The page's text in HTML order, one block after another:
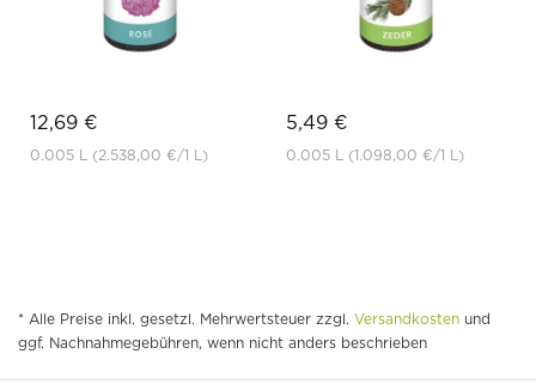
12,69 €
0.005 L (2.538,00 €/1 L)
5,49 €
0.005 L (1.098,00 €/1 L)
* Alle Preise inkl. gesetzl. Mehrwertsteuer zzgl. Versandkosten und
ggf. Nachnahmegebühren, wenn nicht anders beschrieben